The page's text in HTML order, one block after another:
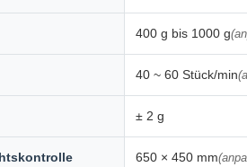
400 g bis 1000 g
40 ~ 60 Stück/min
± 2 g
650 × 450 mm